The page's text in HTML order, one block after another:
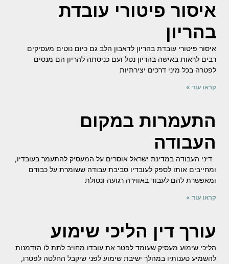
איסור פיטורי עובדת
בהריון
איסור פיטורי עובדת בהריון לדאבון הלב גם כיום נוטים מעסיקים
רבים לראות באישה בהריון נטל ועם כניסתה להריון הם מנסים
לפטרה בכל מיני דרכים יצירתיות
קראו עוד »
התעמרות במקום
העבודה
דיני העבודה במדינת ישראל אוסרים על המעסיק להתעמר בעובדיו,
ומחייבים אותו לספק לעובדיו סביבת עבודה ששומרת על כבודם
ומאפשרת להם לעבוד באווירה רגועה ונטולת
קראו עוד »
עורך דין הליכי שימוע
הליכי שימוע מעסיק שעומד לפטר את עובדו מחויב לתת לו הזדמנות
להשמיע טענותיו במהלך ישיבת שימוע לפני שיקבל החלטה לפטרו,